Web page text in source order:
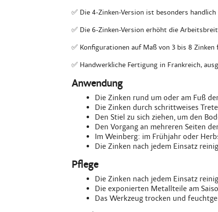
✅ Die 4-Zinken-Version ist besonders
✅ Die 6-Zinken-Version erhöht die
✅ Konfigurationen auf Maß von 3 bis 8
✅ Handwerkliche Fertigung in Frankreich,
Anwendung
Die Zinken rund um oder am Fuß
Die Zinken durch schrittweises
Den Stiel zu sich ziehen, um den
Den Vorgang an mehreren Seiten
Im Weinberg: im Frühjahr oder
Die Zinken nach jedem Einsatz
Pflege
Die Zinken nach jedem Einsatz
Die exponierten Metallteile am
Das Werkzeug trocken und